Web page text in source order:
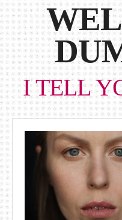
I TELL